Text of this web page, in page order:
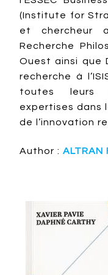
(Institute for
et chercheur
Recherche
Ouest ainsi que
recherche à
toutes leurs
expertises dans
de l’innovation
Author : ALTRAN